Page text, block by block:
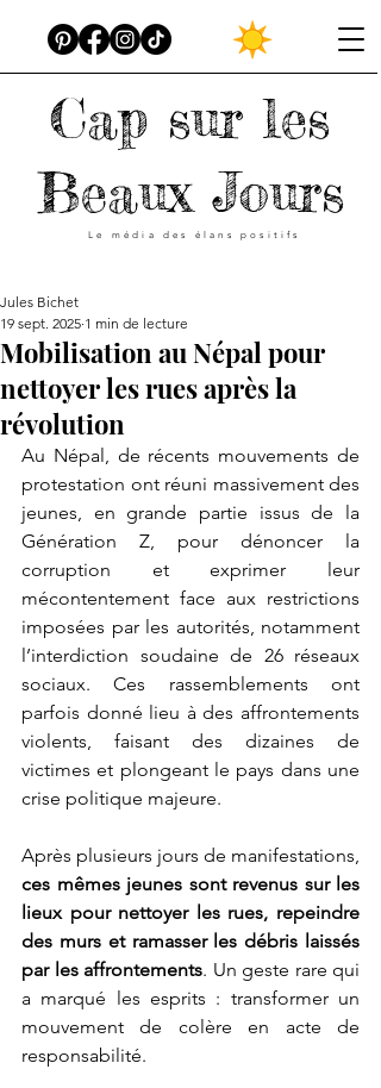
Cap sur les
Beaux Jours
Le média des élans positifs
Mobilisation au Népal pour
nettoyer les rues après la
révolution
Jules Bichet
19 sept. 2025 1 min de lecture
Au Népal, de récents mouvements de
protestation ont réuni massivement des
jeunes, en grande partie issus de la
Génération Z, pour dénoncer la
corruption et exprimer leur
mécontentement face aux restrictions
imposées par les autorités, notamment
l’interdiction soudaine de 26 réseaux
sociaux. Ces rassemblements ont
parfois donné lieu à des affrontements
violents, faisant des dizaines de
victimes et plongeant le pays dans une
crise politique majeure.
ces mêmes jeunes sont revenus sur les
lieux pour nettoyer les rues, repeindre
des murs et ramasser les débris laissés
par les affrontements. Un geste rare qui
a marqué les esprits : transformer un
mouvement de colère en acte de
responsabilité.